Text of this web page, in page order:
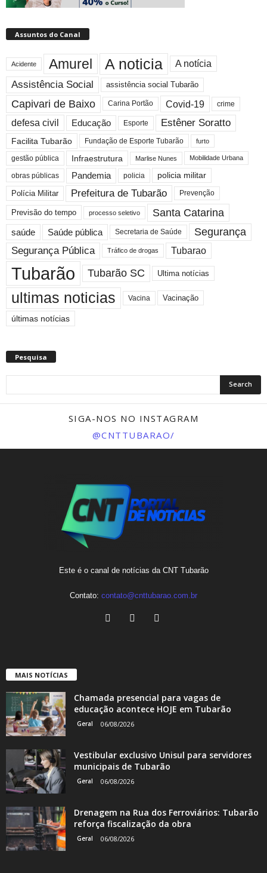
Assuntos do Canal
Acidente Amurel A noticia A notícia
Assistência Social assistência social Tubarão
Capivari de Baixo Carina Portão Covid-19 crime
defesa civil Educação Esporte Estêner Soratto
Facilita Tubarão Fundação de Esporte Tubarão furto
gestão pública Infraestrutura Marlise Nunes Mobilidade Urbana
obras públicas Pandemia policia
policia militar
Polícia Militar
Prefeitura de Tubarão Prevenção
Previsão do tempo processo seletivo Santa Catarina
saúde Saúde pública Secretaria de Saúde Segurança
Segurança Pública Tráfico de drogas Tubarao
Tubarão Tubarão SC Ultima notícias
ultimas noticias Vacina Vacinação
últimas notícias
Pesquisa
SIGA-NOS NO INSTAGRAM
@CNTTUBARAO/
Este é o canal de notícias da CNT Tubarão
Contato: contato@cnttubarao.com.br
MAIS NOTÍCIAS
Chamada presencial para vagas de
educação acontece HOJE em Tubarão
Geral 06/08/2026
Vestibular exclusivo Unisul para servidores
municipais de Tubarão
Geral 06/08/2026
Drenagem na Rua dos Ferroviários: Tubarão
reforça fiscalização da obra
Geral 06/08/2026